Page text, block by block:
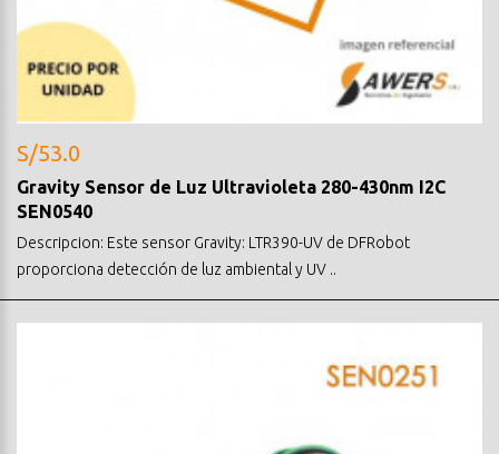
S/53.0
Gravity Sensor de Luz Ultravioleta 280-430nm I2C
SEN0540
Descripcion: Este sensor Gravity: LTR390-UV de DFRobot
proporciona detección de luz ambiental y UV ..